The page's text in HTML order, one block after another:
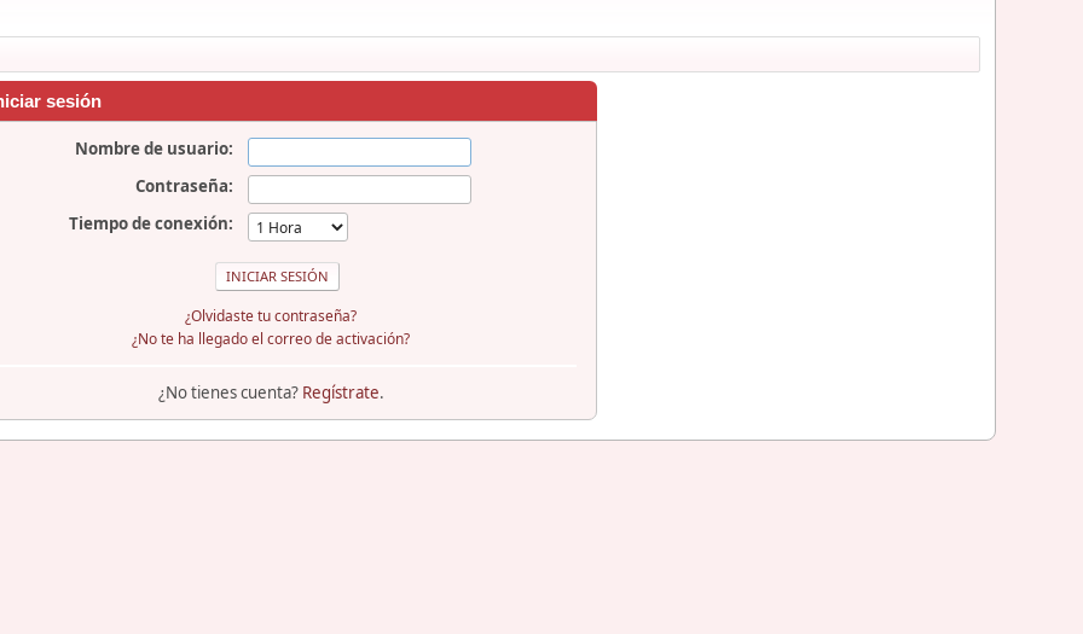
sesión
Nombre de usuario:
Contraseña:
Tiempo de conexión:
¿Olvidaste tu contraseña?
¿No te ha llegado el correo de activación?
¿No tienes cuenta? Regístrate.